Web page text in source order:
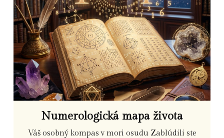
Numerologická mapa života
Váš osobný kompas v mori osudu Zablúdili ste